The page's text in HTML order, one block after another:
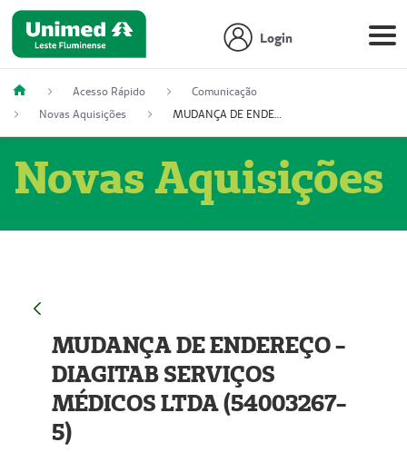
Login
Acesso Rápido
Comunicação
Novas Aquisições
MUDANÇA DE ENDEREÇO - DIAGITAB SERVIÇOS MÉDICOS LTDA (54003267-5)
Novas Aquisições
MUDANÇA DE ENDEREÇO -
DIAGITAB SERVIÇOS
MÉDICOS LTDA (54003267-
5)